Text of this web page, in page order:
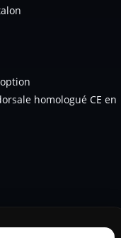
homologué CE en